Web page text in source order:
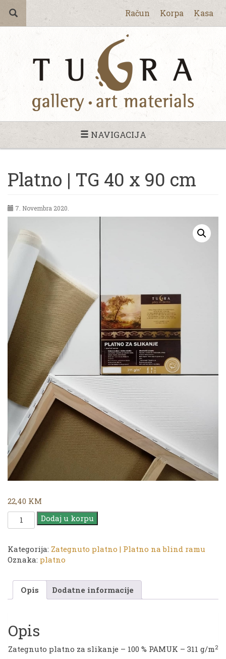
Račun Korpa Kasa
NAVIGACIJA
Platno | TG 40 x 90 cm
7. Novembra 2020.
22,40 KM
Platno
|
40
x
cm
količina
Dodaj u korpu
Kategorija: Zategnuto platno | Platno na blind ramu
Oznaka: platno
Opis Dodatne informacije
Opis
Zategnuto platno za slikanje – 100 % PAMUK – 311 g/m2